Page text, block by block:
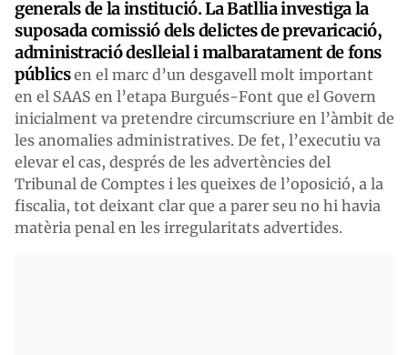
generals de la institució. La Batllia investiga la
suposada comissió dels delictes de prevaricació,
administració deslleial i malbaratament de fons
públicsen el marc d’un desgavell molt important
en el SAAS en l’etapa Burgués-Font que el Govern
inicialment va pretendre circumscriure en l’àmbit de
les anomalies administratives. De fet, l’executiu va
elevar el cas, després de les advertències del
Tribunal de Comptes i les queixes de l’oposició, a la
fiscalia, tot deixant clar que a parer seu no hi havia
matèria penal en les irregularitats advertides.